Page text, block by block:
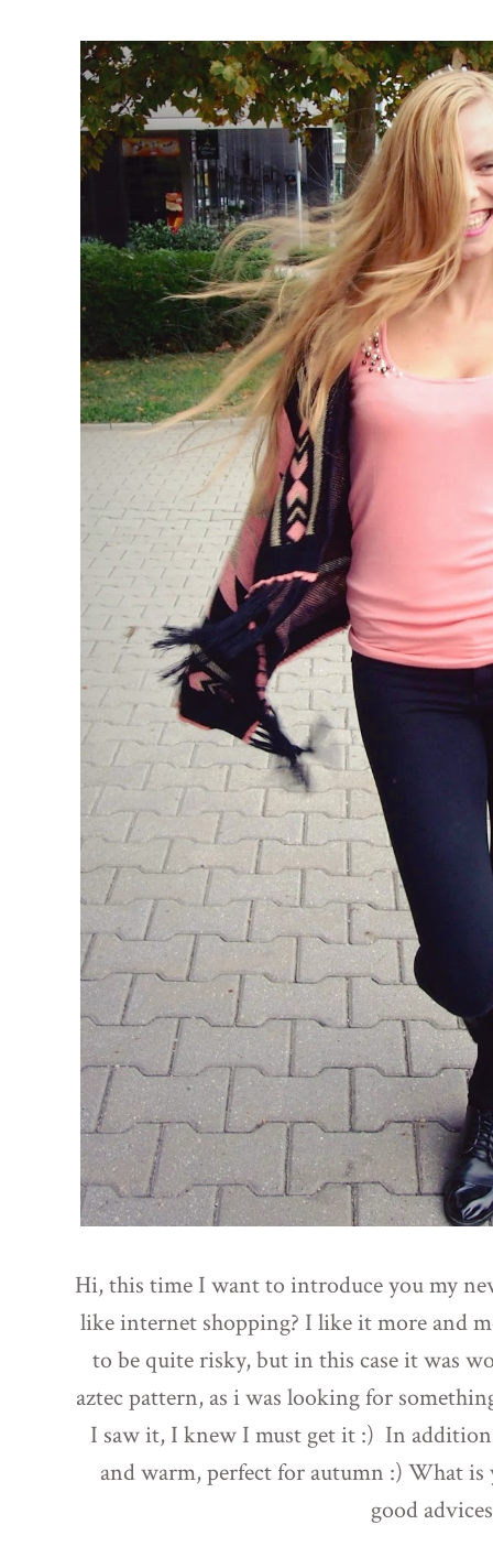
Hi, this time I want to introduce you my
like internet shopping? I like it more and
to be quite risky, but in this case it was
aztec pattern, as i was looking for
I saw it, I knew I must get it :) In
and warm, perfect for autumn :) What
good